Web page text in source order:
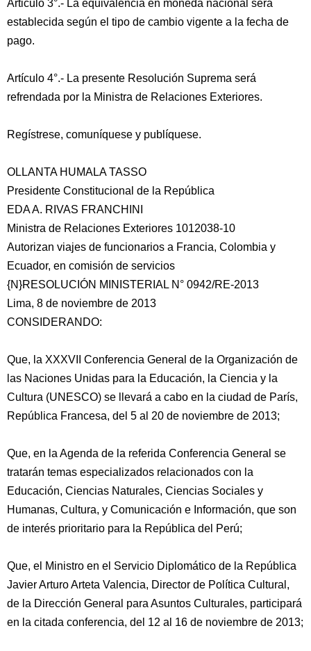
Articulo 3°.- La equivalencia en moneda nacional será
establecida según el tipo de cambio vigente a la fecha de
pago.
Artículo 4°.- La presente Resolución Suprema será
refrendada por la Ministra de Relaciones Exteriores.
Regístrese, comuníquese y publíquese.
OLLANTA HUMALA TASSO
Presidente Constitucional de la República
EDA A. RIVAS FRANCHINI
Ministra de Relaciones Exteriores 1012038-10
Autorizan viajes de funcionarios a Francia, Colombia y
Ecuador, en comisión de servicios
{N}RESOLUCIÓN MINISTERIAL N° 0942/RE-2013
Lima, 8 de noviembre de 2013
CONSIDERANDO:
Que, la XXXVII Conferencia General de la Organización de
las Naciones Unidas para la Educación, la Ciencia y la
Cultura (UNESCO) se llevará a cabo en la ciudad de París,
República Francesa, del 5 al 20 de noviembre de 2013;
Que, en la Agenda de la referida Conferencia General se
tratarán temas especializados relacionados con la
Educación, Ciencias Naturales, Ciencias Sociales y
Humanas, Cultura, y Comunicación e Información, que son
de interés prioritario para la República del Perú;
Que, el Ministro en el Servicio Diplomático de la República
Javier Arturo Arteta Valencia, Director de Política Cultural,
de la Dirección General para Asuntos Culturales, participará
en la citada conferencia, del 12 al 16 de noviembre de 2013;